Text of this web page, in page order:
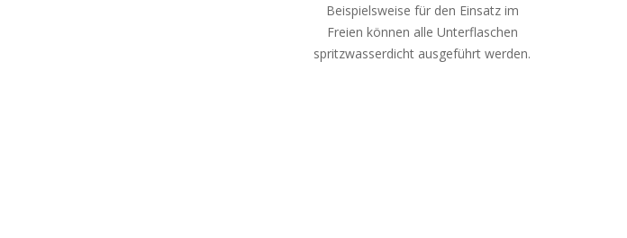
Beispielsweise für den Einsatz im
Freien können alle Unterflaschen
spritzwasserdicht ausgeführt werden.